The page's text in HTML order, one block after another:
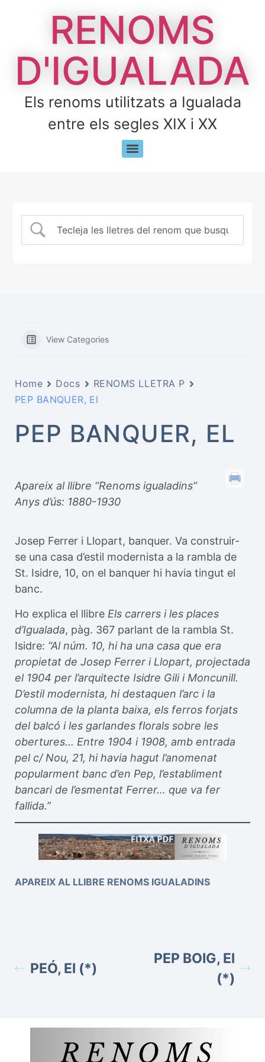
RENOMS
D'IGUALADA
Els renoms utilitzats a Igualada
entre els segles XIX i XX
View Categories
Home Docs
RENOMS LLETRA P
PEP BANQUER, El
PEP BANQUER, EL
Apareix al llibre “Renoms igualadins”
Anys d’ús: 1880-1930
Josep Ferrer i Llopart, banquer. Va construir-
se una casa d’estil modernista a la rambla de
St. Isidre, 10, on el banquer hi havia tingut el
banc.
Ho explica el llibre Els carrers i les places
d’Igualada, pàg. 367 parlant de la rambla St.
Isidre: “Al núm. 10, hi ha una casa que era
propietat de Josep Ferrer i Llopart, projectada
el 1904 per l’arquitecte Isidre Gili i Moncunill.
D’estil modernista, hi destaquen l’arc i la
columna de la planta baixa, els ferros forjats
del balcó i les garlandes florals sobre les
obertures… Entre 1904 i 1908, amb entrada
pel c/ Nou, 21, hi havia hagut l’anomenat
popularment banc d’en Pep, l’establiment
bancari de l’esmentat Ferrer… que va fer
fallida.”
APAREIX AL LLIBRE RENOMS IGUALADINS
PEÓ, El (*)
PEP BOIG, El
(*)